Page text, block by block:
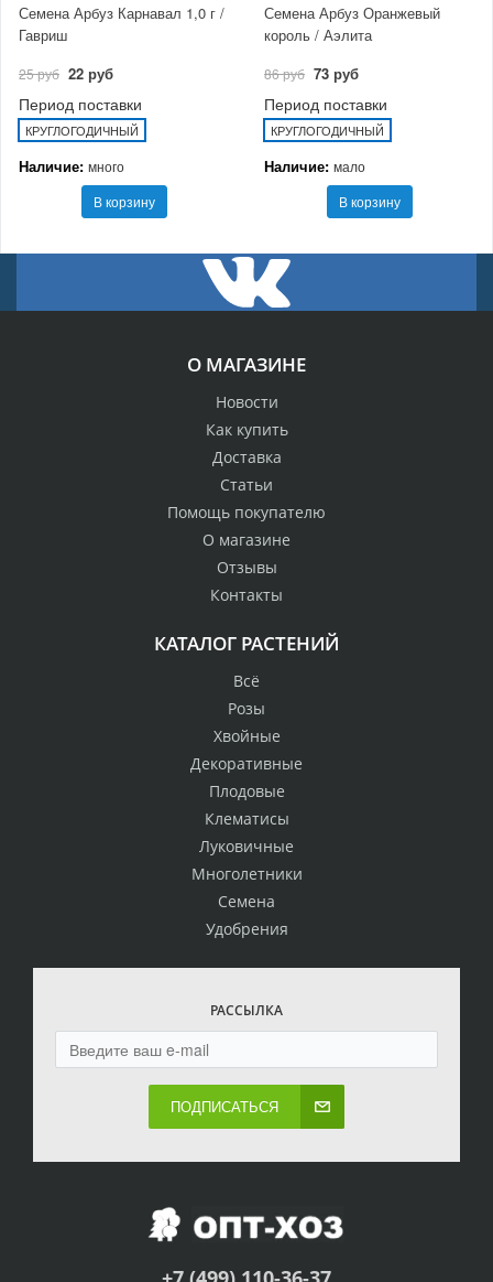
Семена Арбуз Карнавал 1,0 г /
Гавриш
25 руб 22 руб
Период поставки
КРУГЛОГОДИЧНЫЙ
Наличие: много
В корзину
Семена Арбуз Оранжевый
король / Аэлита
86 руб 73 руб
Период поставки
КРУГЛОГОДИЧНЫЙ
Наличие: мало
В корзину
О МАГАЗИНЕ
Новости
Как купить
Доставка
Статьи
Помощь покупателю
О магазине
Отзывы
Контакты
КАТАЛОГ РАСТЕНИЙ
Всё
Розы
Хвойные
Декоративные
Плодовые
Клематисы
Луковичные
Многолетники
Семена
Удобрения
РАССЫЛКА
ПОДПИСАТЬСЯ